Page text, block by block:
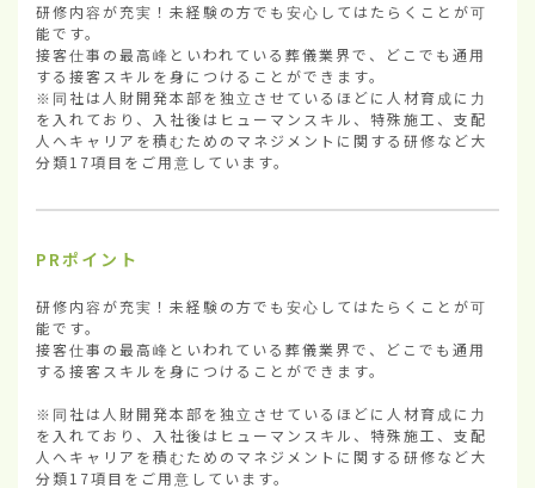
研修内容が充実！未経験の方でも安心してはたらくことが可
能です。
接客仕事の最高峰といわれている葬儀業界で、どこでも通用
する接客スキルを身につけることができます。
※同社は人財開発本部を独立させているほどに人材育成に力
を入れており、入社後はヒューマンスキル、特殊施工、支配
人へキャリアを積むためのマネジメントに関する研修など大
分類17項目をご用意しています。
PRポイント
研修内容が充実！未経験の方でも安心してはたらくことが可
能です。
接客仕事の最高峰といわれている葬儀業界で、どこでも通用
する接客スキルを身につけることができます。
※同社は人財開発本部を独立させているほどに人材育成に力
を入れており、入社後はヒューマンスキル、特殊施工、支配
人へキャリアを積むためのマネジメントに関する研修など大
分類17項目をご用意しています。